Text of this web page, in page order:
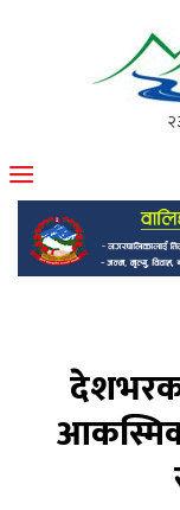
मोफसलकै लोकप्रिय